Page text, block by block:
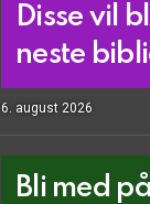
Disse vil
neste
6. august 2026
Bli med på